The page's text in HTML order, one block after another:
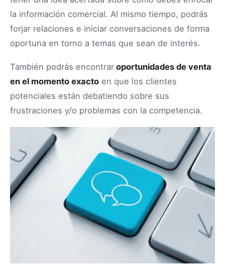
la información comercial. Al mismo tiempo, podrás
forjar relaciones e iniciar conversaciones de forma
oportuna en torno a temas que sean de interés.
También podrás encontrar oportunidades de venta
en el momento exacto en que los clientes
potenciales están debatiendo sobre sus
frustraciones y/o problemas con la competencia.